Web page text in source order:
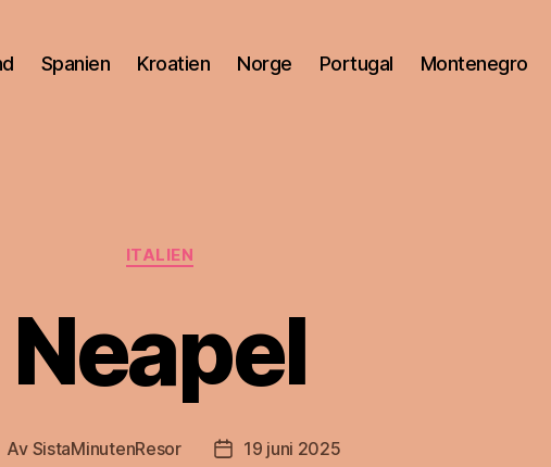
Spanien Kroatien Norge Portugal Montenegro
Kategorier
ITALIEN
Neapel
Av SistaMinutenResor Inläggsdatum
19 juni 2025